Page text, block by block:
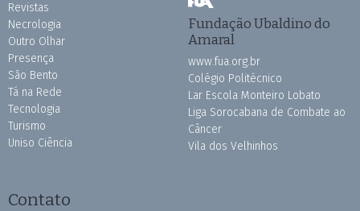
Revistas
Necrologia
Outro Olhar
Presença
São Bento
Tá na Rede
Tecnologia
Turismo
Uniso Ciência
Fundação Ubaldino do
Amaral
www.fua.org.br
Colégio Politécnico
Lar Escola Monteiro Lobato
Liga Sorocabana de Combate ao
Câncer
Vila dos Velhinhos
Contato